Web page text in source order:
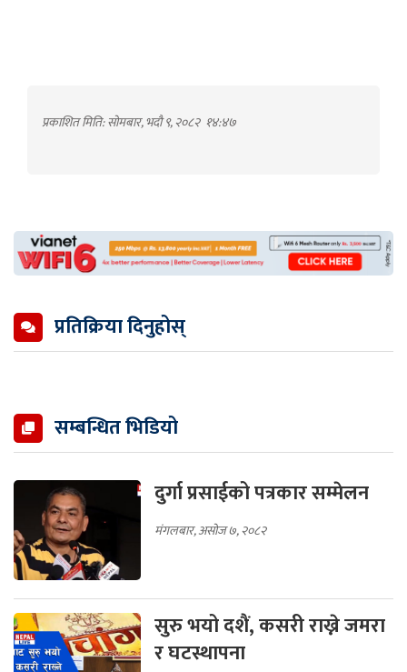
प्रकाशित मिति: सोमबार, भदौ ९, २०८२ १४:४७
प्रतिक्रिया दिनुहोस्
सम्बन्धित भिडियो
दुर्गा प्रसाईको पत्रकार सम्मेलन
मंगलबार, असोज ७, २०८२
सुरु भयो दशैं, कसरी राख्ने जमरा
र घटस्थापना